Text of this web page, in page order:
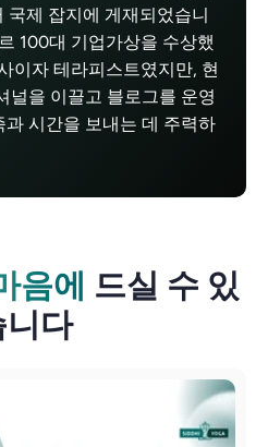
제 잡지에 게재되었습니
100대 기업가상을 수상했
이자 테라피스트였지만, 현
널을 이끌고 블로그를 운영
시간을 보내는 데 주력하
음에 드실 수 있
니다